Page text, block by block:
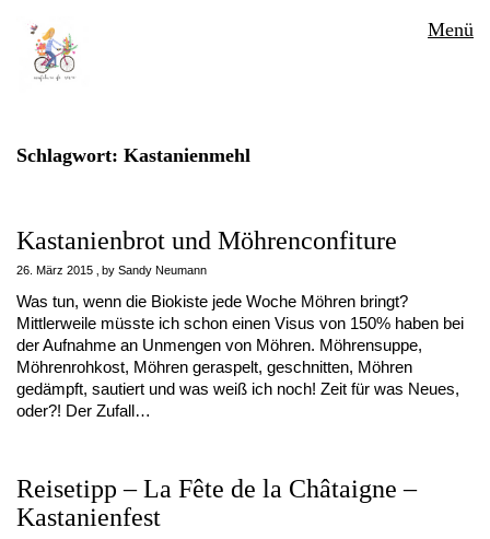
Menü
Schlagwort: Kastanienmehl
Kastanienbrot und Möhrenconfiture
26. März 2015 by Sandy Neumann
Was tun, wenn die Biokiste jede Woche Möhren bringt?
Mittlerweile müsste ich schon einen Visus von 150% haben bei
der Aufnahme an Unmengen von Möhren. Möhrensuppe,
Möhrenrohkost, Möhren geraspelt, geschnitten, Möhren
gedämpft, sautiert und was weiß ich noch! Zeit für was Neues,
oder?! Der Zufall…
Reisetipp – La Fête de la Châtaigne –
Kastanienfest